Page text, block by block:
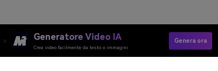
Generatore Video IA
Crea video facilmente da testo o immagini
Genera ora